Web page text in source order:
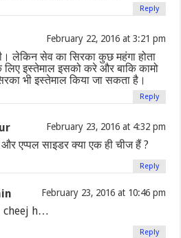
Reply
February 22, 2016 at 3:21 pm
लेकिन सेव का सिरका कुछ महंगा होता
इस्तेमाल इसको करे और बाकि कामो
भी इस्तेमाल किया जा सकता है।
Reply
February 23, 2016 at 4:32 pm
एप्पल साइडर क्या एक ही चीज हैं ?
Reply
February 23, 2016 at 10:46 pm
cheej h…
Reply